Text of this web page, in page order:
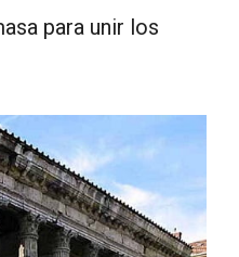
para unir los